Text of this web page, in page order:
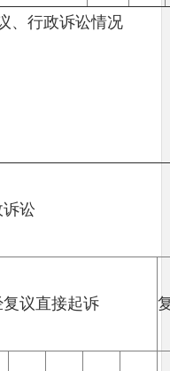
、行政诉讼情况
讼
复议直接起诉